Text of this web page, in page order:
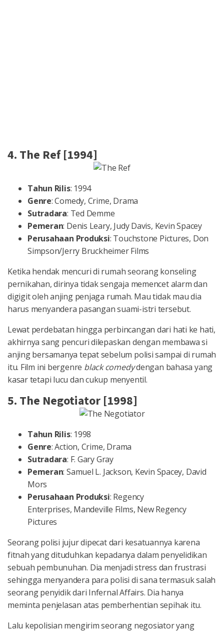
4. The Ref [1994]
Tahun Rilis: 1994
Genre: Comedy, Crime, Drama
Sutradara: Ted Demme
Pemeran: Denis Leary, Judy Davis, Kevin Spacey
Perusahaan Produksi: Touchstone Pictures, Don
Simpson/Jerry Bruckheimer Films
Ketika hendak mencuri di rumah seorang konseling
pernikahan, dirinya tidak sengaja memencet alarm dan
digigit oleh anjing penjaga rumah. Mau tidak mau dia
harus menyandera pasangan suami-istri tersebut.
Lewat perdebatan hingga perbincangan dari hati ke hati,
akhirnya sang pencuri dilepaskan dengan membawa si
anjing bersamanya tepat sebelum polisi sampai di rumah
itu. Film ini bergenre black comedydengan bahasa yang
kasar tetapi lucu dan cukup menyentil.
5. The Negotiator [1998]
Tahun Rilis: 1998
Genre: Action, Crime, Drama
Sutradara: F. Gary Gray
Pemeran: Samuel L. Jackson, Kevin Spacey, David
Mors
Perusahaan Produksi: Regency
Enterprises, Mandeville Films, New Regency
Pictures
Seorang polisi jujur dipecat dari kesatuannya karena
fitnah yang dituduhkan kepadanya dalam penyelidikan
sebuah pembunuhan. Dia menjadi stress dan frustrasi
sehingga menyandera para polisi di sana termasuk salah
seorang penyidik dari Infernal Affairs. Dia hanya
meminta penjelasan atas pemberhentian sepihak itu.
Lalu kepolisian mengirim seorang negosiator yang